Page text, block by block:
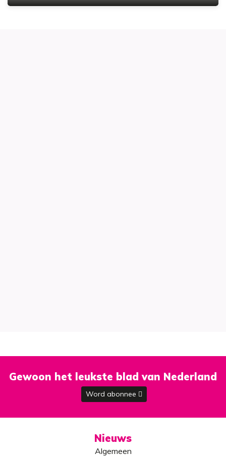
Gewoon het leukste blad van Nederland
Word abonnee
Nieuws
Algemeen